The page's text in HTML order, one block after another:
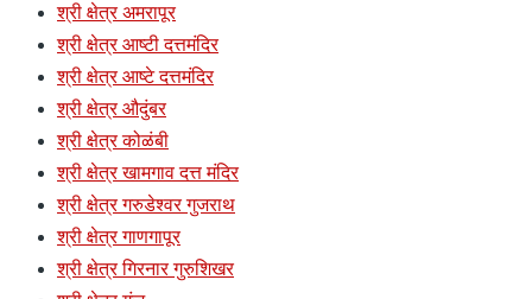
श्री क्षेत्र अमरापूर
श्री क्षेत्र आष्टी दत्तमंदिर
श्री क्षेत्र आष्टे दत्तमंदिर
श्री क्षेत्र औदुंबर
श्री क्षेत्र कोळंबी
श्री क्षेत्र खामगाव दत्त मंदिर
श्री क्षेत्र गरुडेश्वर गुजराथ
श्री क्षेत्र गाणगापूर
श्री क्षेत्र गिरनार गुरुशिखर